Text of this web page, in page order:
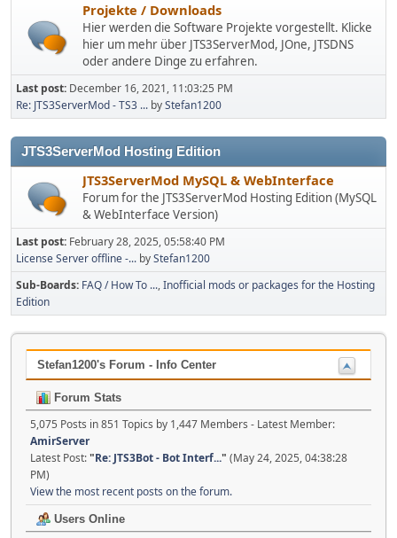
Projekte / Downloads
Hier werden die Software Projekte vorgestellt. Klicke
hier um mehr über JTS3ServerMod, JOne, JTSDNS
oder andere Dinge zu erfahren.
Last post: December 16, 2021, 11:03:25 PM
Re: JTS3ServerMod - TS3 ... byStefan1200
JTS3ServerMod Hosting Edition
JTS3ServerMod MySQL & WebInterface
Forum for the JTS3ServerMod Hosting Edition (MySQL
& WebInterface Version)
Last post: February 28, 2025, 05:58:40 PM
License Server offline -... byStefan1200
Sub-Boards FAQ / How To ... Inofficial mods or packages for the Hosting
Edition
Stefan1200's Forum - Info Center
Forum Stats
5,075 Posts in 851 Topics by 1,447 Members - Latest Member:
AmirServer
Latest Post:"Re: JTS3Bot - Bot Interf..." (May 24, 2025, 04:38:28
PM)
View the most recent posts on the forum.
Users Online